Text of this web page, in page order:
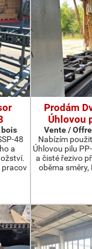
bois
48
a
pracov
Prodám
Úhlovou
Vente /
Nabízím
Úhlovou pilu
a čisté řezivo
oběma